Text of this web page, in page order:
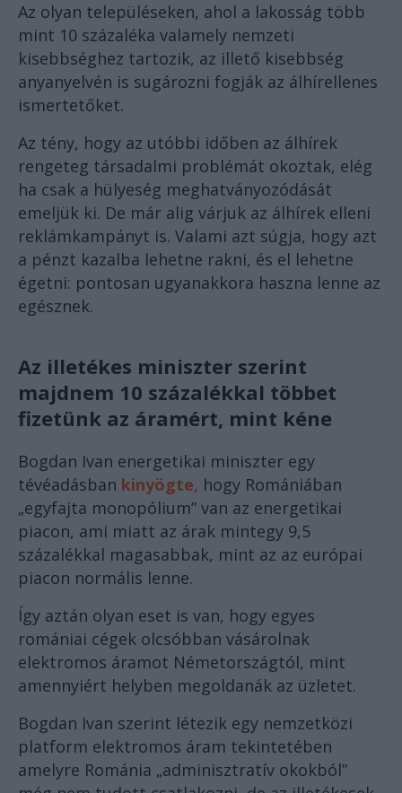
Az olyan településeken, ahol a lakosság több
mint 10 százaléka valamely nemzeti
kisebbséghez tartozik, az illető kisebbség
anyanyelvén is sugározni fogják az álhírellenes
ismertetőket.
Az tény, hogy az utóbbi időben az álhírek
rengeteg társadalmi problémát okoztak, elég
ha csak a hülyeség meghatványozódását
emeljük ki. De már alig várjuk az álhírek elleni
reklámkampányt is. Valami azt súgja, hogy azt
a pénzt kazalba lehetne rakni, és el lehetne
égetni: pontosan ugyanakkora haszna lenne az
egésznek.
Az illetékes miniszter szerint
majdnem 10 százalékkal többet
fizetünk az áramért, mint kéne
Bogdan Ivan energetikai miniszter egy
tévéadásban kinyögte, hogy Romániában
„egyfajta monopólium” van az energetikai
piacon, ami miatt az árak mintegy 9,5
százalékkal magasabbak, mint az az európai
piacon normális lenne.
Így aztán olyan eset is van, hogy egyes
romániai cégek olcsóbban vásárolnak
elektromos áramot Németországtól, mint
amennyiért helyben megoldanák az üzletet.
Bogdan Ivan szerint létezik egy nemzetközi
platform elektromos áram tekintetében
amelyre Románia „adminisztratív okokból”